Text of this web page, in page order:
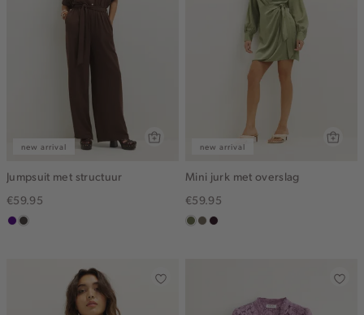
new arrival
Jumpsuit met structuur
€59.95
indigochoco
new arrival
Mini jurk met overslag
€59.95
groen,
middenbruin
bordeaux,